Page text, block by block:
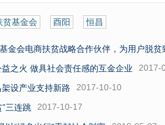
贫基金会 酉阳 恒昌
金会电商扶贫战略合作伙伴，为用户脱贫
益之火 做具社会责任感的互金企业 2017-
设产业支持新路 2017-10-10
三连跳 2017-10-17